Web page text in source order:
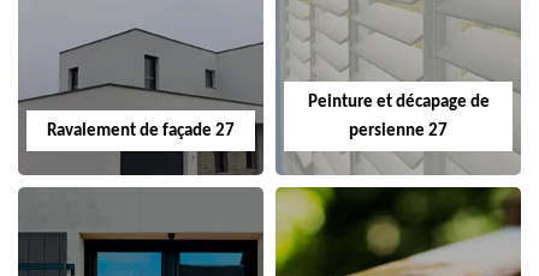
Ravalement de façade 27
Peinture et décapage de
persienne 27